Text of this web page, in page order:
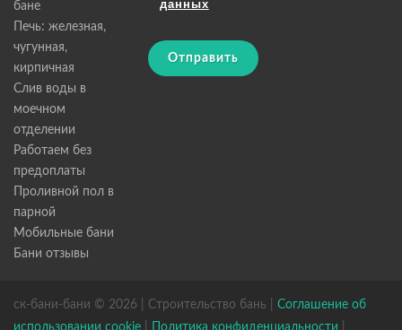
бане
Печь: железная,
чугунная,
кирпичная
Слив воды в
моечном
отделении
Работаем без
предоплаты
Проливной пол в
парной
Мобильные бани
Бани отзывы
данных
Отправить
ск-бани-бани © 2026 | Строительство бань | Соглашение об
использовании cookie
Политика конфиденциальности